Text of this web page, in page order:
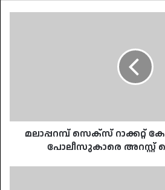
ചെയ്‌തേക്കും
മലാപ്പറമ്പ് സെക്‌സ് റാക്കറ്റ്
പോലീസുകാരെ അറസ്റ്റ്